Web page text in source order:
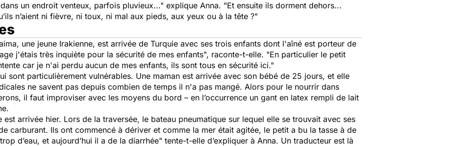
un endroit venteux, parfois pluvieux..." explique Anna. "Et ensuite ils dorment dehors...
n’aient ni fièvre, ni toux, ni mal aux pieds, aux yeux ou à la tête ?"
une jeune Irakienne, est arrivée de Turquie avec ses trois enfants dont l'aîné est porteur de
j'étais très inquiète pour la sécurité de mes enfants", raconte-t-elle. "En particulier le petit
car je n'ai perdu aucun de mes enfants, ils sont tous en sécurité ici."
sont particulièrement vulnérables. Une maman est arrivée avec son bébé de 25 jours, et elle
ne savent pas depuis combien de temps il n'a pas mangé. Alors pour le nourrir dans
il faut improviser avec les moyens du bord – en l’occurrence un gant en latex rempli de lait
est arrivée hier. Lors de la traversée, le bateau pneumatique sur lequel elle se trouvait avec ses
carburant. Ils ont commencé à dériver et comme la mer était agitée, le petit a bu la tasse à de
d’eau, et aujourd’hui il a de la diarrhée" tente-t-elle d’expliquer à Anna. Un traducteur est là